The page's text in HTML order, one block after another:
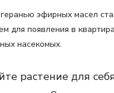
эфирных масел
для появления в
насекомых.
растение для